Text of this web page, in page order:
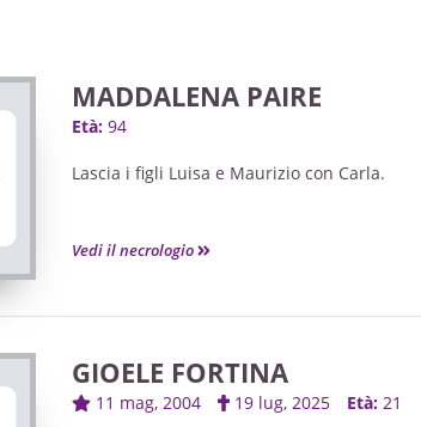
MADDALENA PAIRE
Età: 94
Lascia i figli Luisa e Maurizio con Carla.
Vedi il necrologio
GIOELE FORTINA
11 mag, 2004 19 lug, 2025 Età: 21